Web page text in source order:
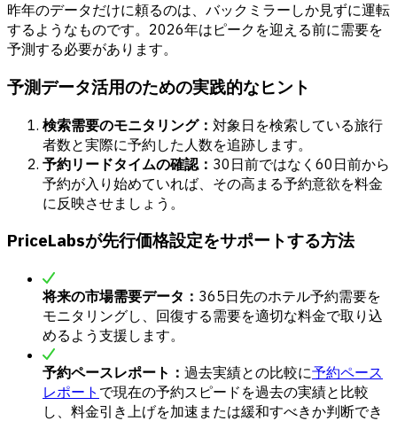
昨年のデータだけに頼るのは、バックミラーしか見ずに運転
するようなものです。2026年はピークを迎える前に需要を
予測する必要があります。
予測データ活用のための実践的なヒント
検索需要のモニタリング： 対象日を検索している旅行
者数と実際に予約した人数を追跡します。
予約リードタイムの確認： 30日前ではなく60日前から
予約が入り始めていれば、その高まる予約意欲を料金
に反映させましょう。
PriceLabsが先行価格設定をサポートする方法
将来の市場需要データ： 365日先のホテル予約需要を
モニタリングし、回復する需要を適切な料金で取り込
めるよう支援します。
予約ペースレポート： 過去実績との比較に予約ペース
レポート で現在の予約スピードを過去の実績と比較
し、料金引き上げを加速または緩和すべきか判断でき